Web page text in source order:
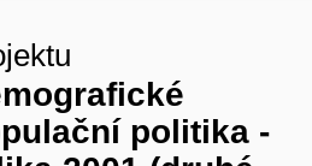
politika -